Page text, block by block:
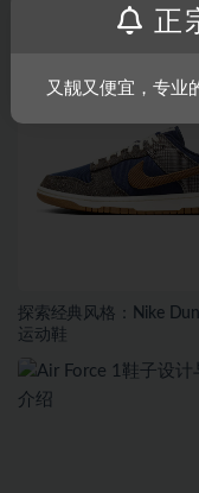
探索经典风格：Nike
运动鞋
正
又靓又便宜，专业